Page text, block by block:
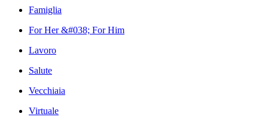
Famiglia
For Her &#038; For Him
Lavoro
Salute
Vecchiaia
Virtuale